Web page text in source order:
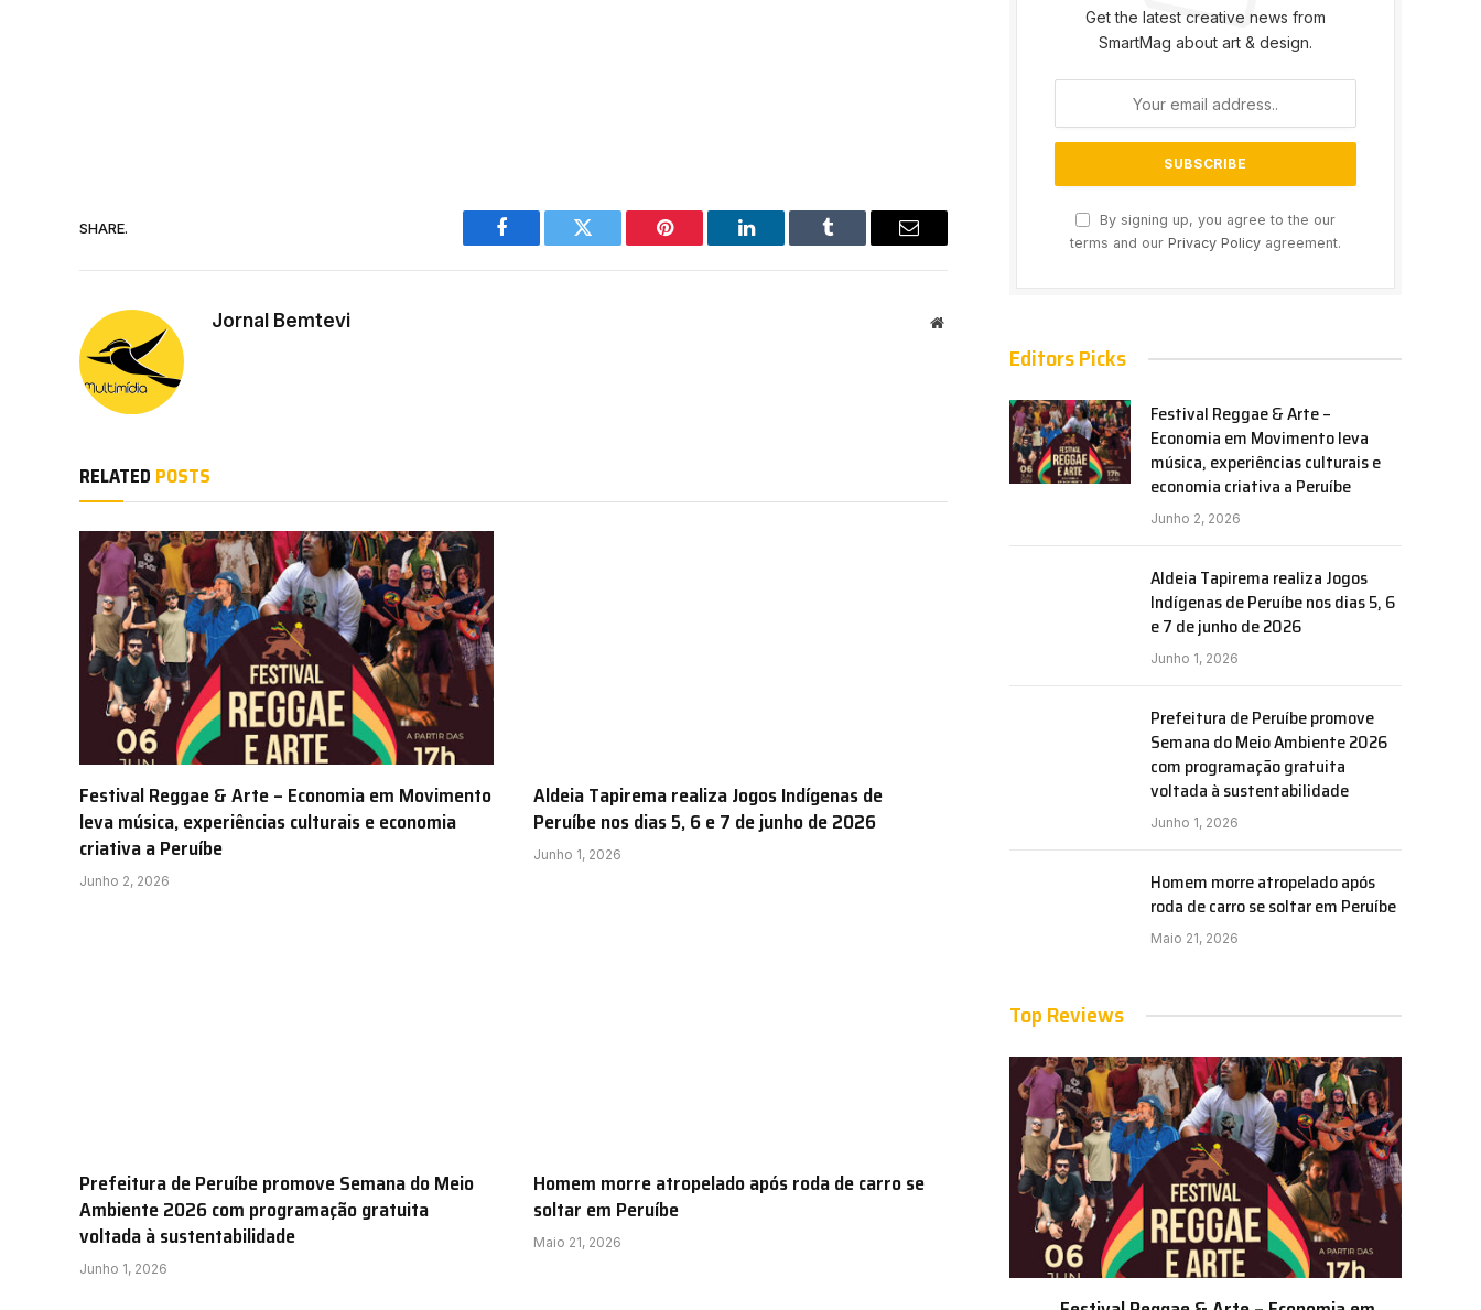
SHARE.
Facebook Twitter Pinterest LinkedIn Tumblr Email
Jornal Bemtevi Website
RELATED POSTS
Festival Reggae & Arte – Economia em Movimento
leva música, experiências culturais e economia
criativa a Peruíbe
Junho 2, 2026
Aldeia Tapirema realiza Jogos Indígenas de
Peruíbe nos dias 5, 6 e 7 de junho de 2026
Junho 1, 2026
Prefeitura de Peruíbe promove Semana do Meio
Ambiente 2026 com programação gratuita
voltada à sustentabilidade
Junho 1, 2026
Homem morre atropelado após roda de carro se
soltar em Peruíbe
Maio 21, 2026
Get the latest creative news from
SmartMag about art & design.
By signing up, you agree to the our
terms and our Privacy Policy agreement.
Editors Picks
Festival Reggae & Arte –
Economia em Movimento leva
música, experiências culturais e
economia criativa a Peruíbe
Junho 2, 2026
Aldeia Tapirema realiza Jogos
Indígenas de Peruíbe nos dias 5, 6
e 7 de junho de 2026
Junho 1, 2026
Prefeitura de Peruíbe promove
Semana do Meio Ambiente 2026
com programação gratuita
voltada à sustentabilidade
Junho 1, 2026
Homem morre atropelado após
roda de carro se soltar em Peruíbe
Maio 21, 2026
Top Reviews